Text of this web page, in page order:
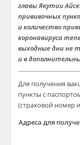
главы Якутии
прививочных
и количество
коронавируса
выходные дни не
и в
Для получения
пункты с
(страховой номер
Адреса для